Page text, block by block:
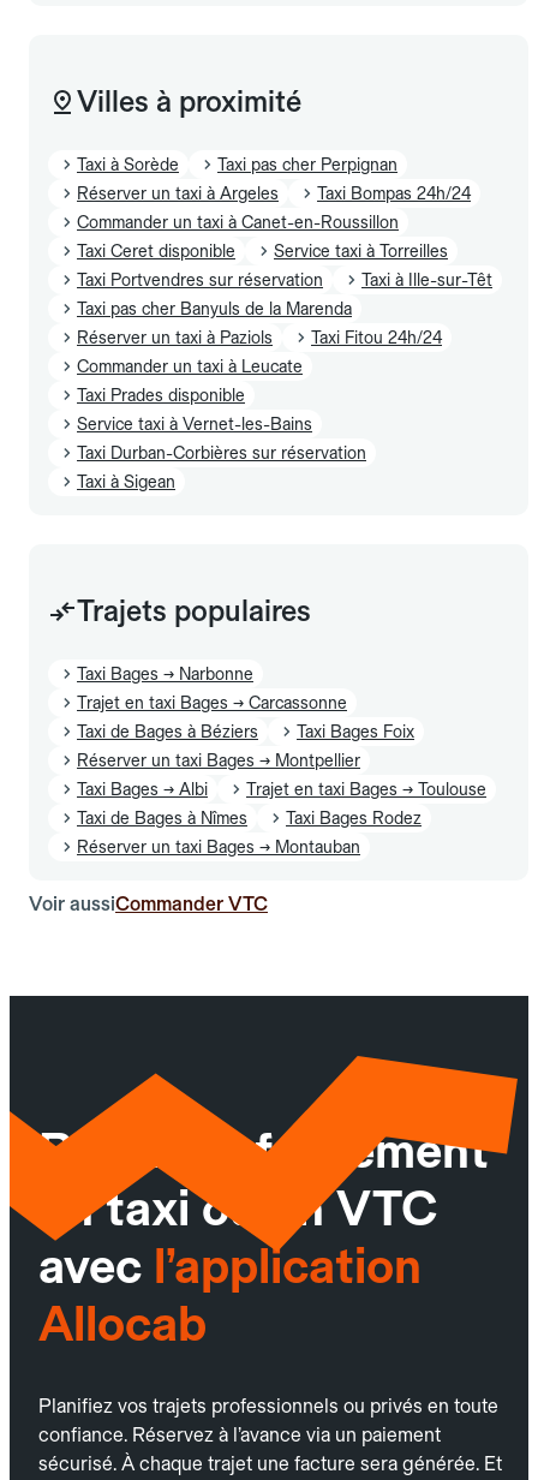
Villes à proximité
Taxi à Sorède
Taxi pas cher Perpignan
Réserver un taxi à Argeles
Taxi Bompas 24h/24
Commander un taxi à Canet-en-Roussillon
Taxi Ceret disponible
Service taxi à Torreilles
Taxi Portvendres sur réservation
Taxi à Ille-sur-Têt
Taxi pas cher Banyuls de la Marenda
Réserver un taxi à Paziols
Taxi Fitou 24h/24
Commander un taxi à Leucate
Taxi Prades disponible
Service taxi à Vernet-les-Bains
Taxi Durban-Corbières sur réservation
Taxi à Sigean
Trajets populaires
Taxi Bages → Narbonne
Trajet en taxi Bages → Carcassonne
Taxi de Bages à Béziers
Taxi Bages Foix
Réserver un taxi Bages → Montpellier
Taxi Bages → Albi
Trajet en taxi Bages → Toulouse
Taxi de Bages à Nîmes
Taxi Bages Rodez
Réserver un taxi Bages → Montauban
Voir aussiCommander VTC
Réservez facilement
un taxi ou un VTC
avec l’application
Allocab
Planifiez vos trajets professionnels ou privés en toute
confiance. Réservez à l’avance via un paiement
sécurisé. À chaque trajet une facture sera générée. Et